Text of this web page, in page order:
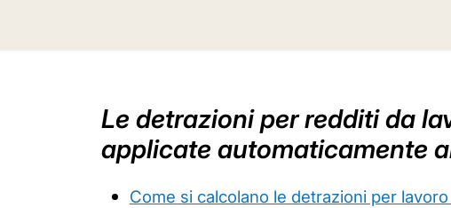
Le detrazioni per redditi da
applicate automaticamente
Come si calcolano le detrazioni per